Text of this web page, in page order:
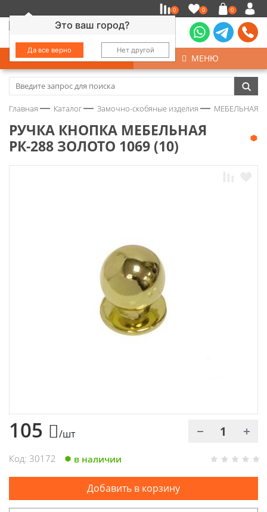
Это ваш город?
Да все верно Нет другой
0 0 0
КАТАЛОГ МЕНЮ
Замочно-скобяные изделия
Колеса
Главная Каталог Замочно-скобяные изделия МЕБЕЛЬНАЯ
РУЧКА КНОПКА МЕБЕЛЬНАЯ
РК-288 ЗОЛОТО 1069 (10)
105 /шт
Код: 30172 в наличии
Добавить в корзину